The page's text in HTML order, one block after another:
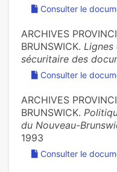
Consulter le
ARCHIVES
BRUNSWICK.
sécuritaire des
Consulter le
ARCHIVES
BRUNSWICK.
du Nouveau-
1993
Consulter le